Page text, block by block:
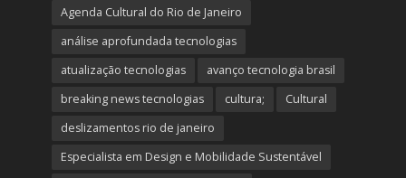
Agenda Cultural do Rio de Janeiro
análise aprofundada tecnologias
atualização tecnologias
avanço tecnologia brasil
breaking news tecnologias
cultura;
Cultural
deslizamentos rio de janeiro
Especialista em Design e Mobilidade Sustentável